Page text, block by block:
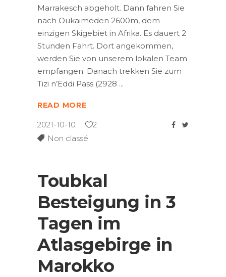
Marrakesch abgeholt. Dann fahren Sie
nach Oukaimeden 2600m, dem
einzigen Skigebiet in Afrika. Es dauert 2
Stunden Fahrt. Dort angekommen,
werden Sie von unserem lokalen Team
empfangen. Danach trekken Sie zum
Tizi n’Eddi Pass (2928
READ MORE
2021-10-10
2
Non classé
Toubkal
Besteigung in 3
Tagen im
Atlasgebirge in
Marokko